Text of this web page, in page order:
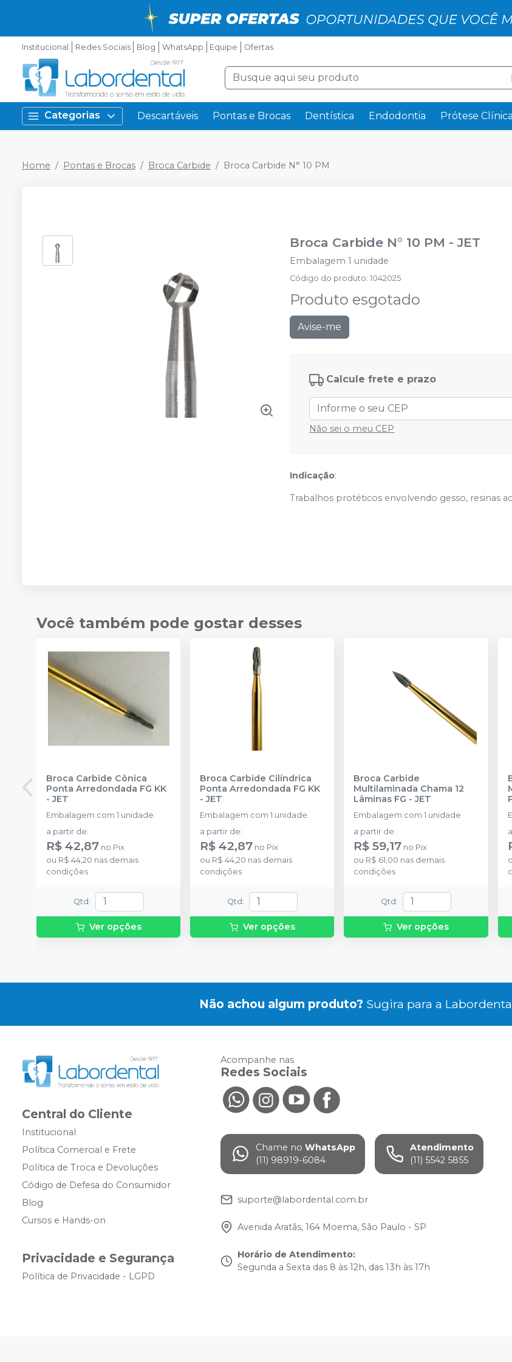
Institucional Redes Sociais Blog WhatsApp Equipe Ofertas
Categorias Descartáveis Pontas e Brocas Dentística Endodontia Prótese Clínica
Home Pontas e Brocas Broca Carbide Broca Carbide N° 10 PM
Broca Carbide N° 10 PM -JET
Embalagem 1 unidade
Código do produto:1042025
Produto esgotado
Avise-me
Calcule frete e prazo
Não sei o meu CEP
Indicação:
Trabalhos protéticos envolvendo gesso, resinas
Você também pode gostar desses
Broca Carbide Cônica
Ponta Arredondada FG KK
-JET
Embalagem com 1 unidade.
a partir de:
R$ 42,87 no Pix
ou R$ 44,20 nas demais
condições
Qtd :
Ver opções
Broca Carbide Cilíndrica
Ponta Arredondada FG KK
-JET
Embalagem com 1 unidade.
a partir de:
R$ 42,87 no Pix
ou R$ 44,20 nas demais
condições
Qtd :
Ver opções
Broca Carbide
Multilaminada Chama 12
Lâminas FG -JET
Embalagem com 1 unidade
a partir de:
R$ 59,17 no Pix
ou R$ 61,00 nas demais
condições
Qtd :
Ver opções
Não achou algum produto? Sugira para a
Central do Cliente
Institucional
Política Comercial e Frete
Política de Troca e Devoluções
Código de Defesa do Consumidor
Blog
Cursos e Hands-on
Privacidade e Segurança
Política de Privacidade - LGPD
Acompanhe nas
Redes Sociais
Chame no WhatsApp
(11) 98919-6084
Atendimento
(11) 5542 5855
suporte@labordental.com.br
Avenida Aratãs, 164 Moema, São Paulo - SP
Horário de Atendimento:
Segunda a Sexta das 8 às 12h, das 13h às 17h